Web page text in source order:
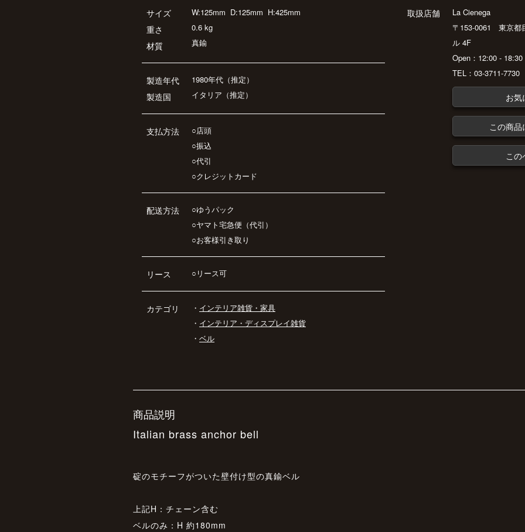
サイズ
重さ
材質
W:125mm D:125mm H:425mm
0.6 kg
真鍮
製造年代
製造国
1980年代（推定）
イタリア（推定）
支払方法
○店頭
○振込
○代引
○クレジットカード
配送方法
○ゆうパック
○ヤマト宅急便（代引）
○お客様引き取り
リース ○リース可
カテゴリ ・ インテリア雑貨・家具
・ インテリア・ディスプレイ雑貨
・ ベル
取扱店舗
La Cienega
〒153-0061 東京都
ル 4F
Open：12:00 -
TEL：03-3711-
お気
この商
こ
商品説明
Italian brass anchor bell
碇のモチーフがついた壁付け型の真鍮ベル
上記H：チェーン含む
ベルのみ：H 約180mm